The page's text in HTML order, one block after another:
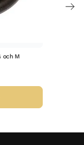
och M